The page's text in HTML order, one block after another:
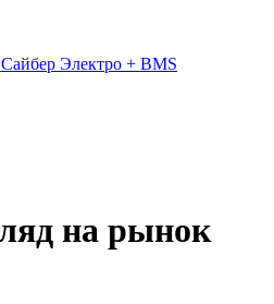
Электро + BMS
на рынок